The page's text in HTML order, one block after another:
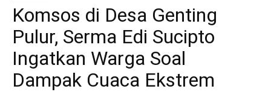
Komsos di Desa Genting
Pulur, Serma Edi Sucipto
Ingatkan Warga Soal
Dampak Cuaca Ekstrem